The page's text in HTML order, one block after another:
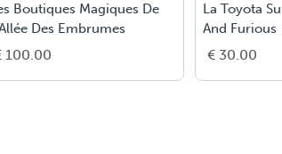
Supra Mk4 De Fast
Monsieur
€ 17.00